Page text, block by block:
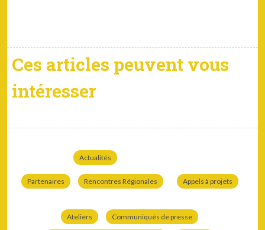
Ces articles peuvent vous
intéresser
Actualités
Partenaires Rencontres Régionales Appels à projets
Ateliers Communiqués de presse